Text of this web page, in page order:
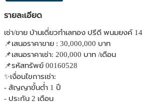
รายละเอียด
เช่า/ขาย บ้านเดี่ยวทำเลทอง ปรีดี พนมยงค์ 14
📌เสนอราคาขาย : 30,000,000 บาท
📌เสนอราคาเช่า: 200,000 บาท /เดือน
📌รหัสทรัพย์ 00160528
✨เงื่อนไขการเช่า:
- สัญญาขั้นต่ำ 1 ปี
- ประกัน 2 เดือน